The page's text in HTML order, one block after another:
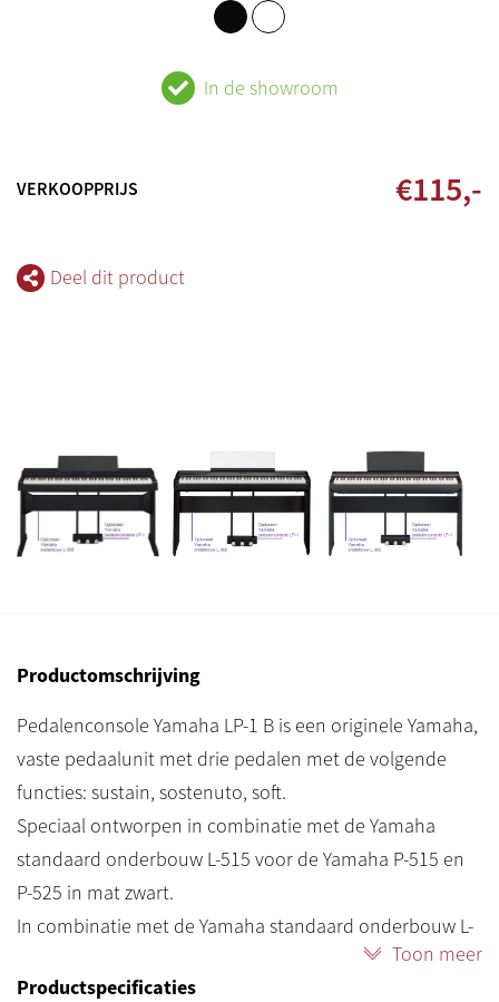
In de showroom
VERKOOPPRIJS €115,-
Deel dit product
Productomschrijving
Pedalenconsole Yamaha LP-1 B is een originele Yamaha,
vaste pedaalunit met drie pedalen met de volgende
functies: sustain, sostenuto, soft.
Speciaal ontworpen in combinatie met de Yamaha
standaard onderbouw L-515 voor de Yamaha P-515 en
P-525 in mat zwart.
In combinatie met de Yamaha standaard onderbouw L-
In combinatie met de Yamaha standaard onderbouw L-
Toon meer
Productspecificaties